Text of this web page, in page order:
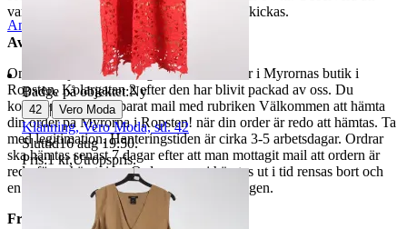
varor märkta endast avhämtning inte kan skickas.
Avhämtning
Om du väljer avhämtning hämtas din order i Myrornas butik i
Ropsten, Kolargatan 2 efter den har blivit packad av oss. Du
kommer att få ett separat mail med rubriken Välkommen att hämta
din order på Myrorna i Ropsten! när din order är redo att hämtas. Ta
med legitimation. Hanteringstiden är cirka 3-5 arbetsdagar. Ordrar
ska hämtas senast 7 dagar efter att man mottagit mail att ordern är
redo för avhämtning. Ordrar som ej hämtas ut i tid rensas bort och
en avgift på 84 kr dras av från återbetalningen.
Frakt
Anmäl Sälj liknande
Badge på objektet:Ny
42 | Vero Moda
Klänning, Vero Moda, stl. 42
Sluttid16 aug 19:50.
Pris:1 kr,Utropspris.